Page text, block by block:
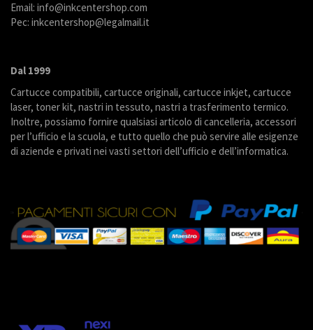
Email: info@inkcentershop.com
Pec: inkcentershop@legalmail.it
Dal 1999
Cartucce compatibili, cartucce originali, cartucce inkjet, cartucce
laser, toner kit, nastri in tessuto, nastri a trasferimento termico.
Inoltre, possiamo fornire qualsiasi articolo di cancelleria, accessori
per l’ufficio e la scuola, e tutto quello che può servire alle esigenze
di aziende e privati nei vasti settori dell’ufficio e dell’informatica.